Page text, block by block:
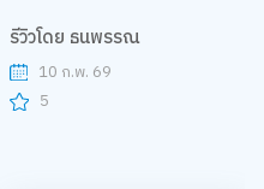
รีวิวโดย ธนพรรณ
10 ก.พ. 69
5